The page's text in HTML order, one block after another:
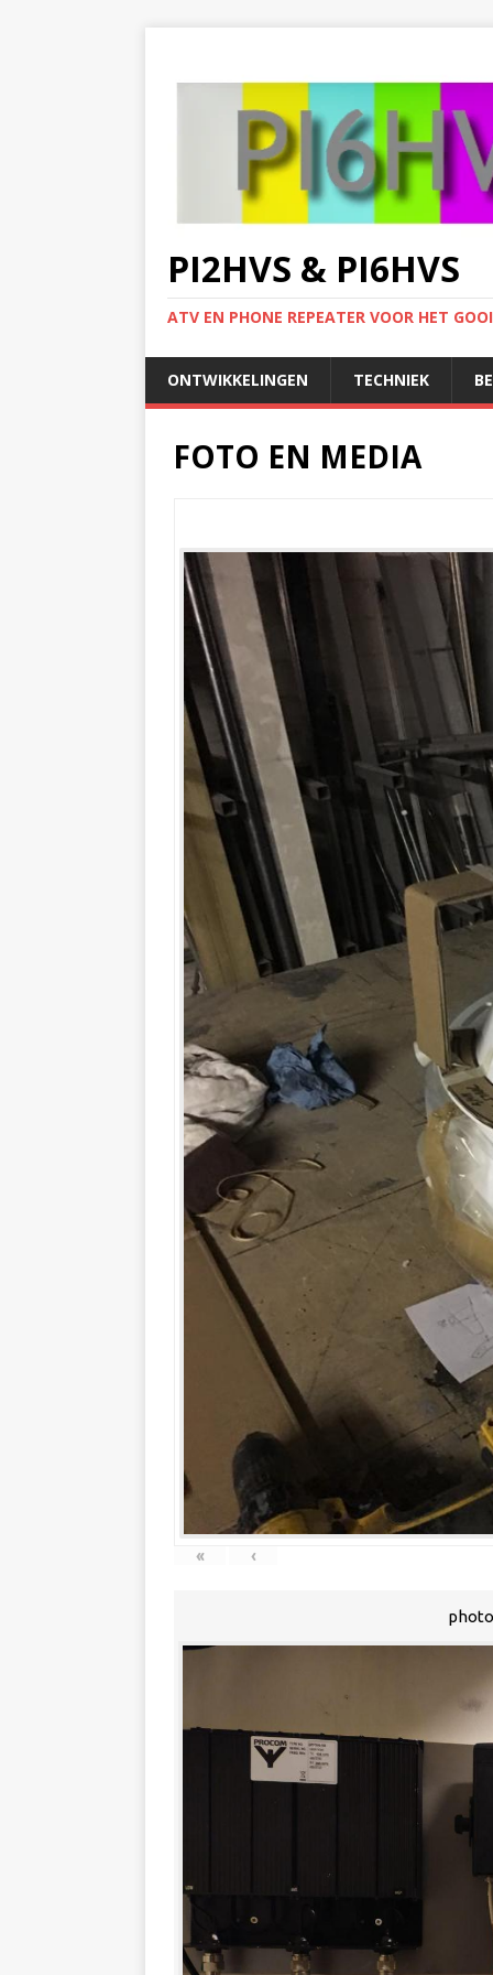
PI2HVS & PI6HVS
ATV EN PHONE REPEATER VOOR HET
ONTWIKKELINGEN TECHNIEK
FOTO EN MEDIA
« ‹